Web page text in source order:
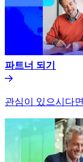
파트너 되기​​
관심이 있으시다